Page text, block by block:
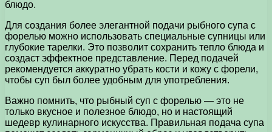
блюдо.
Для создания более элегантной подачи рыбного супа с
форелью можно использовать специальные супницы или
глубокие тарелки. Это позволит сохранить тепло блюда и
создаст эффектное представление. Перед подачей
рекомендуется аккуратно убрать кости и кожу с форели,
чтобы суп был более удобным для употребления.
Важно помнить, что рыбный суп с форелью — это не
только вкусное и полезное блюдо, но и настоящий
шедевр кулинарного искусства. Правильная подача супа